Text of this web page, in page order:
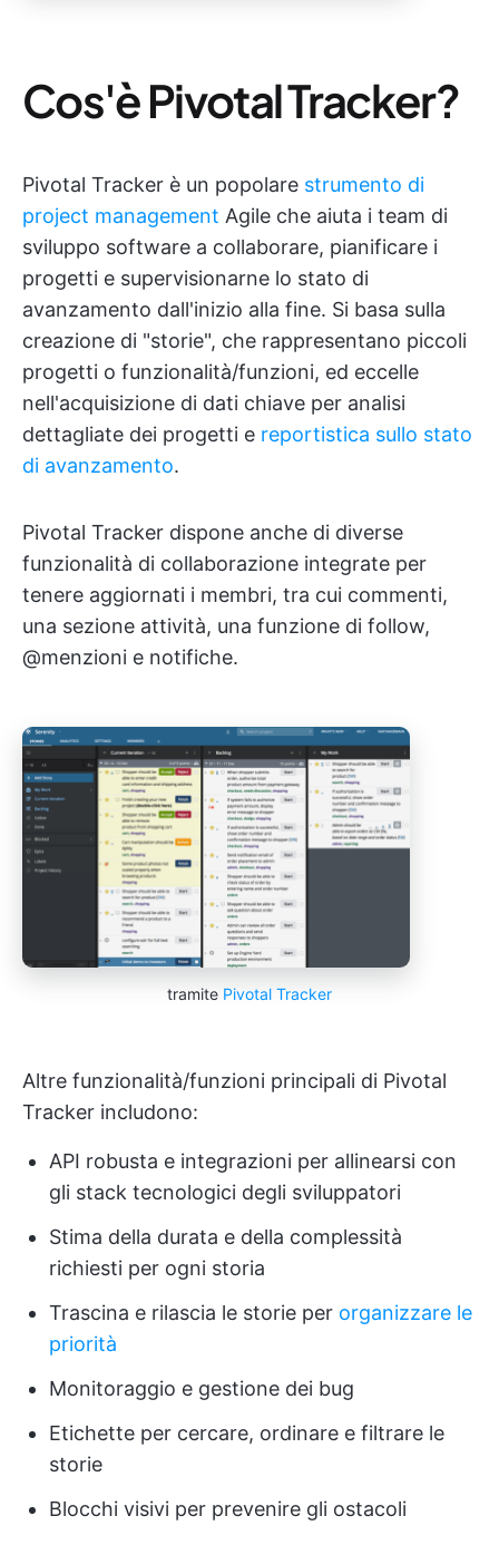
Cos'è Pivotal Tracker?
Pivotal Tracker è un popolare strumento di
project management Agile che aiuta i team di
sviluppo software a collaborare, pianificare i
progetti e supervisionarne lo stato di
avanzamento dall'inizio alla fine. Si basa sulla
creazione di "storie", che rappresentano piccoli
progetti o funzionalità/funzioni, ed eccelle
nell'acquisizione di dati chiave per analisi
dettagliate dei progetti e reportistica sullo stato
di avanzamento.
Pivotal Tracker dispone anche di diverse
funzionalità di collaborazione integrate per
tenere aggiornati i membri, tra cui commenti,
una sezione attività, una funzione di follow,
@menzioni e notifiche.
tramite Pivotal Tracker
Altre funzionalità/funzioni principali di Pivotal
Tracker includono:
API robusta e integrazioni per allinearsi con
gli stack tecnologici degli sviluppatori
Stima della durata e della complessità
richiesti per ogni storia
Trascina e rilascia le storie per organizzare le
priorità
Monitoraggio e gestione dei bug
Etichette per cercare, ordinare e filtrare le
storie
Blocchi visivi per prevenire gli ostacoli